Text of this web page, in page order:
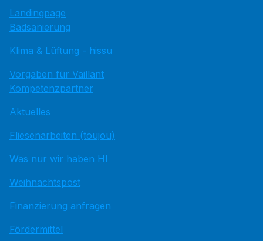
Landingpage
Badsanierung
Klima & Lüftung - hissu
Vorgaben für Vaillant
Kompetenzpartner
Aktuelles
Fliesenarbeiten (toujou)
Was nur wir haben HI
Weihnachtspost
Finanzierung anfragen
Fördermittel